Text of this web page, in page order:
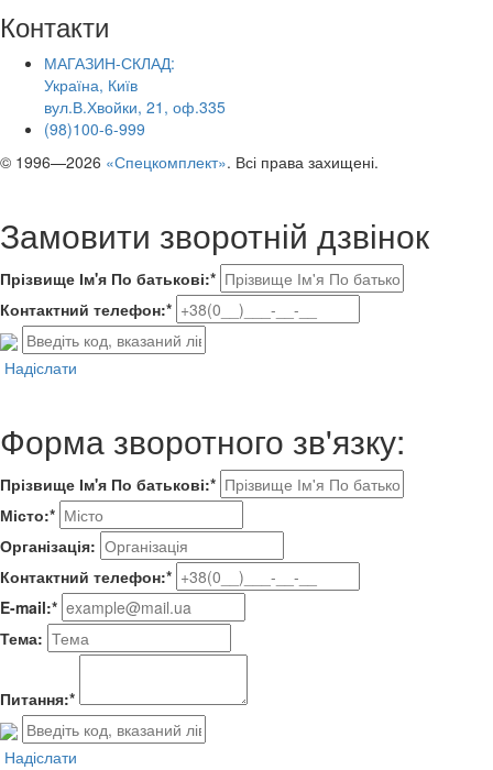
Контакти
МАГАЗИН-СКЛАД:
Україна, Київ
вул.В.Хвойки, 21, оф.335
(98)100-6-999
© 1996—2026 «Спецкомплект». Всі права захищені.
Замовити зворотній дзвінок
Прізвище Ім'я По батькові:*
Контактний телефон:*
Надіслати
Форма зворотного зв'язку:
Прізвище Ім'я По батькові:*
Місто:*
Організація:
Контактний телефон:*
E-mail:*
Тема:
Питання:*
Надіслати